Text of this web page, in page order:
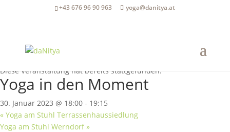
+43 676 96 90 963 yoga@danitya.at
Diese Veranstaltung hat bereits stattgefunden.
Yoga in den Moment
30. Januar 2023 @ 18:00 - 19:15
« Yoga am Stuhl Terrassenhaussiedlung
Yoga am Stuhl Werndorf»